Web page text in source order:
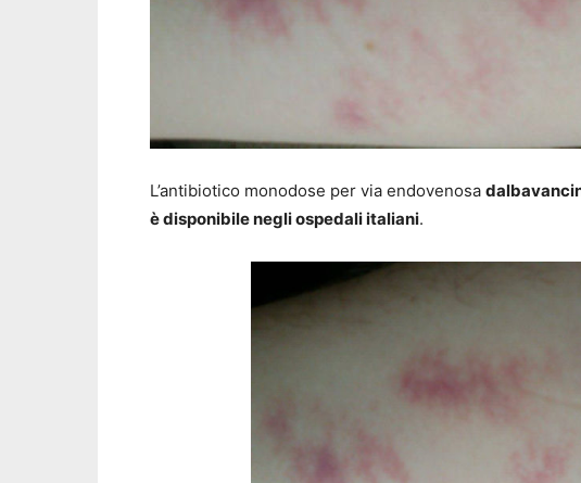
L’antibiotico monodose per via endovenosa
è disponibile negli ospedali italiani.